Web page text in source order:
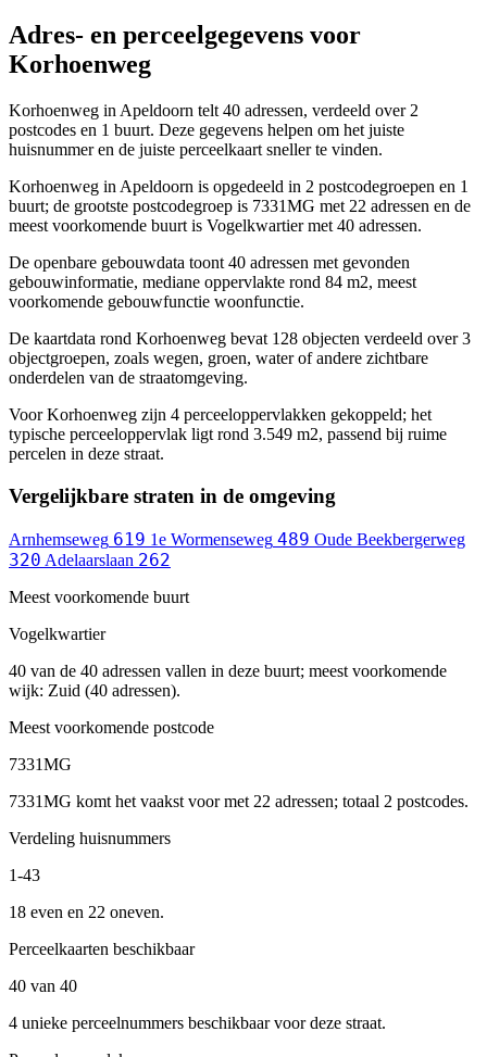
Adres- en perceelgegevens voor
Korhoenweg
Korhoenweg in Apeldoorn telt 40 adressen, verdeeld over 2
postcodes en 1 buurt. Deze gegevens helpen om het juiste
huisnummer en de juiste perceelkaart sneller te vinden.
Korhoenweg in Apeldoorn is opgedeeld in 2 postcodegroepen en 1
buurt; de grootste postcodegroep is 7331MG met 22 adressen en de
meest voorkomende buurt is Vogelkwartier met 40 adressen.
De openbare gebouwdata toont 40 adressen met gevonden
gebouwinformatie, mediane oppervlakte rond 84 m2, meest
voorkomende gebouwfunctie woonfunctie.
De kaartdata rond Korhoenweg bevat 128 objecten verdeeld over 3
objectgroepen, zoals wegen, groen, water of andere zichtbare
onderdelen van de straatomgeving.
Voor Korhoenweg zijn 4 perceeloppervlakken gekoppeld; het
typische perceeloppervlak ligt rond 3.549 m2, passend bij ruime
percelen in deze straat.
Vergelijkbare straten in de omgeving
Arnhemseweg 619 1e Wormenseweg 489 Oude Beekbergerweg
320 Adelaarslaan 262
Meest voorkomende buurt
Vogelkwartier
40 van de 40 adressen vallen in deze buurt; meest voorkomende
wijk: Zuid (40 adressen).
Meest voorkomende postcode
7331MG
7331MG komt het vaakst voor met 22 adressen; totaal 2 postcodes.
Verdeling huisnummers
1-43
18 even en 22 oneven.
Perceelkaarten beschikbaar
40 van 40
4 unieke perceelnummers beschikbaar voor deze straat.